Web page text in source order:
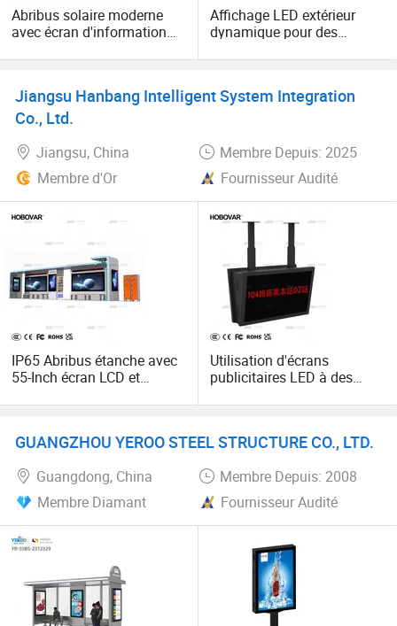
Les solutions ont été correctement mis en oeuvre dans
plus de 300 villes à travers le pays, y compris à Tianjin, à
Chongqing, Xi'an, Shenzhen, Hangzhou, Ningbo, et de
Abribus solaire moderne
avec écran d'information
Affichage LED extérieur
dynamique pour des
fort impact
Jiangsu Hanbang Intelligent System Integration
Co., Ltd.
Jiangsu, China
Membre Depuis: 2025
Membre d'Or
Fournisseur Audité
IP65 Abribus étanche avec
55-Inch écran LCD et
Utilisation d'écrans
publicitaires LED à des
GUANGZHOU YEROO STEEL STRUCTURE CO., LTD.
Guangdong, China
Membre Depuis: 2008
Membre Diamant
Fournisseur Audité